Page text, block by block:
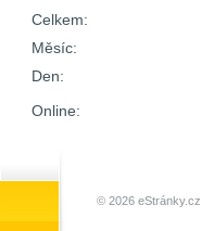
Online:
Celkem:
Měsíc:
Den:
© 2026 eStránky.cz